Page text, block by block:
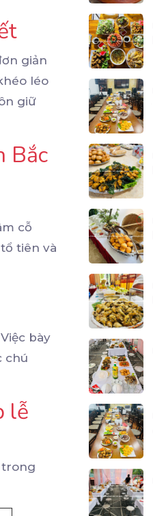
giản
léo
giữ
Bắc
cỗ
tiên và
bày
chú
lễ
trong